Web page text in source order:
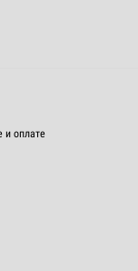
и оплате